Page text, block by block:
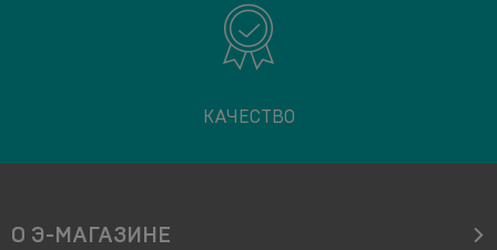
КАЧЕСТВО
О Э-МАГАЗИНЕ